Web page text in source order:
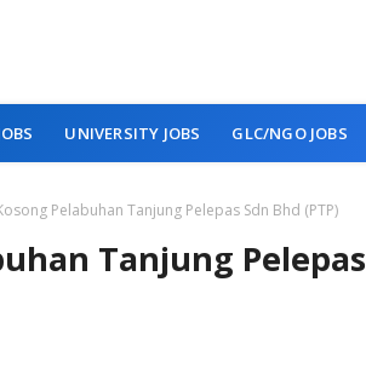
UNIVERSITY JOBS GLC/NGO JOBS
Pelabuhan Tanjung Pelepas Sdn Bhd (PTP)
Tanjung Pelepas